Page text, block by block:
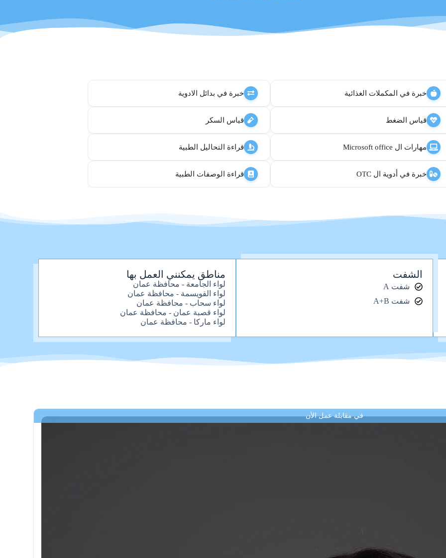
خبرة في المكملات الغذائية خبرة في بدائل الادوية
قياس الضغط قياس السكر
مهارات ال Microsoft office قراءة التحاليل الطبية
خبرة في أدوية ال OTC قراءة الوصفات الطبية
الشفت
شفت A
شفت A+B
مناطق يمكنني العمل بها
لواء الجامعة - محافظة عمان
لواء القويسمة - محافظة عمان
لواء سحاب - محافظة عمان
لواء قصبة عمان - محافظة عمان
لواء ماركا - محافظة عمان
في مقابلة عمل الأن